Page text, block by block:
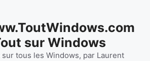
sur Windows
sur tous les Windows, par Laurent